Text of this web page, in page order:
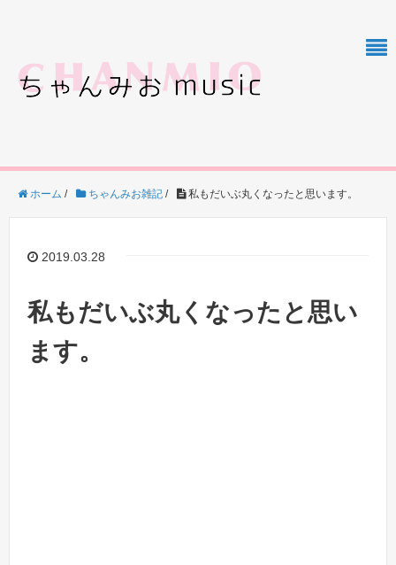
ホーム / ちゃんみお雑記 / 私もだいぶ丸くなったと思います。
2019.03.28
私もだいぶ丸くなったと思い
ます。